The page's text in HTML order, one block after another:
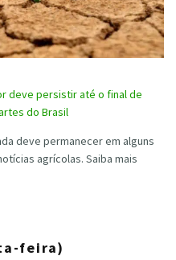
deve persistir até o final de
do Brasil
deve permanecer em alguns
agrícolas. Saiba mais
feira)